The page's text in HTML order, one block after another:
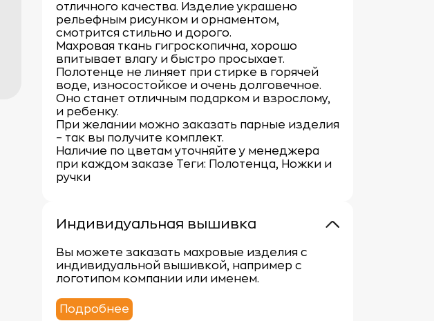
отличного качества. Изделие украшено
рельефным рисунком и орнаментом,
смотрится стильно и дорого.
Махровая ткань гигроскопична, хорошо
впитывает влагу и быстро просыхает.
Полотенце не линяет при стирке в горячей
воде, износостойкое и очень долговечное.
Оно станет отличным подарком и взрослому,
и ребенку.
При желании можно заказать парные изделия
– так вы получите комплект.
Наличие по цветам уточняйте у менеджера
при каждом заказе Теги: Полотенца, Ножки и
ручки
Индивидуальная вышивка
Вы можете заказать махровые изделия с
индивидуальной вышивкой, например с
логотипом компании или именем.
Подробнее